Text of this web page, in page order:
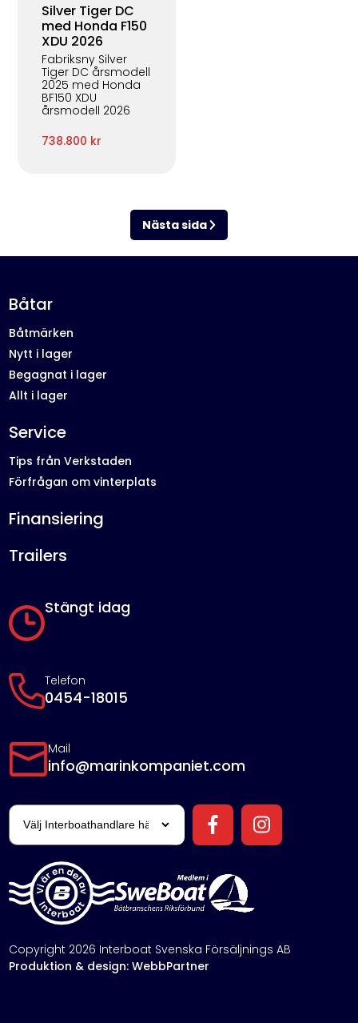
Silver Tiger DC
med Honda F150
XDU 2026
Fabriksny Silver
Tiger DC årsmodell
2025 med Honda
BF150 XDU
årsmodell 2026
738.800 kr
Nästa sida
Stängt idag
Telefon
0454-18015
Mail
info@marinkompaniet.com
Båtar
Båtmärken
Nytt i lager
Begagnat i lager
Allt i lager
Service
Tips från Verkstaden
Förfrågan om vinterplats
Finansiering
Trailers
Copyright 2026 Interboat Svenska Försäljnings AB
Produktion & design: WebbPartner